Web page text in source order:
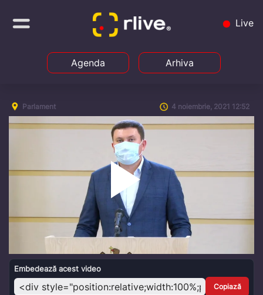
Live
Agenda Arhiva
Parlament 4 noiembrie, 2021 12:52
Play
Video
Embedează acest video
Copiază